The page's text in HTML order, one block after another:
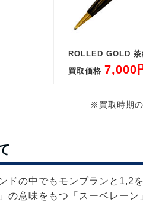
ROLLED GOLD 茶
買取価格 7,000
※買取時期の
ドの中でもモンブランと1,2
の意味をもつ「スーベレー